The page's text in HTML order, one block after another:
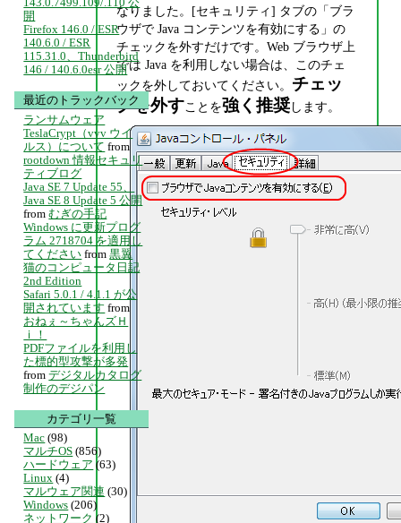
なりました。[セキュリティ] タブの「ブラ
ウザで Java コンテンツを有効にする」の
チェックを外すだけです。Web ブラウザ上
では Java を利用しない場合は、このチェ
ックを外しておいてください。 チェッ
クを外すことを強く推奨します。
開
Firefox 146.0 / ESR
140.6.0 / ESR
115.31.0、Thunderbird
146 / 140.6.0esr 公開
最近のトラックバック
ランサムウェア
TeslaCrypt（vvv ウイ
ルス）について from
rootdown 情報セキュリ
ティブログ
Java SE 7 Update 55、
Java SE 8 Update 5 公開
from むぎの手記
Windows に更新プログ
ラム 2718704 を適用し
てください from 黒翼
猫のコンピュータ日記
2nd Edition
Safari 5.0.1 / 4.1.1 が公
開されています from
おねぇ～ちゃんズＨ
ｉ！
PDFファイルを利用し
た標的型攻撃が多発
from デジタルカタログ
制作のデジパン
カテゴリ一覧
Mac (98)
マルチOS (856)
ハードウェア (63)
Linux (4)
マルウェア関連 (30)
Windows (206)
ネットワーク (2)